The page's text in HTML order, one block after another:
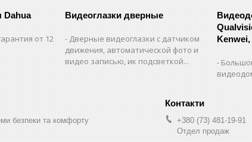
Dahua
от 12
Видеоглазки дверные
Дверные видеоглазки с датчиком
движения, автоматической фото и
видео записью, ик подсветкой...
безпеки та комфорту
+380 (73) 481-19-91
Отдел продаж